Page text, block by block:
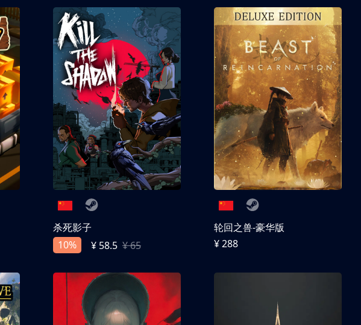
杀死影子
10%
¥ 58.5 ¥ 65
轮回之兽-豪华版
¥ 288